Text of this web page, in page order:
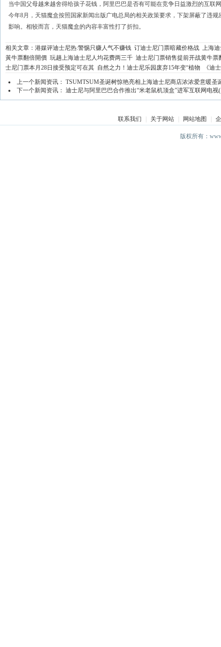
当中国父母越来越舍得给孩子花钱，阿里巴巴是否有可能在竞争日益激烈的互联
今年8月，天猫魔盒按照国家新闻出版广电总局的相关政策要求，下架屏蔽了违
影响。相较而言，天猫魔盒的内容丰富性打了折扣。
相关文章： 港媒评迪士尼热:警惕只赚人气不赚钱 订迪士尼门票暗藏价格战 上海
黃牛票翻倍開價 玩趟上海迪士尼人均花费两三千 迪士尼门票销售提前开战黄牛票
士尼门票本月28日接受预定可在其 自然之力！迪士尼乐园废弃15年变“植物 《迪
上一个新闻资讯： TSUMTSUM圣诞树惊艳亮相上海迪士尼商店浓浓爱意暖圣
下一个新闻资讯： 迪士尼与阿里巴巴合作推出“米老鼠机顶盒”进军互联网电视
联系我们 关于网站 网站地图
版权所有：